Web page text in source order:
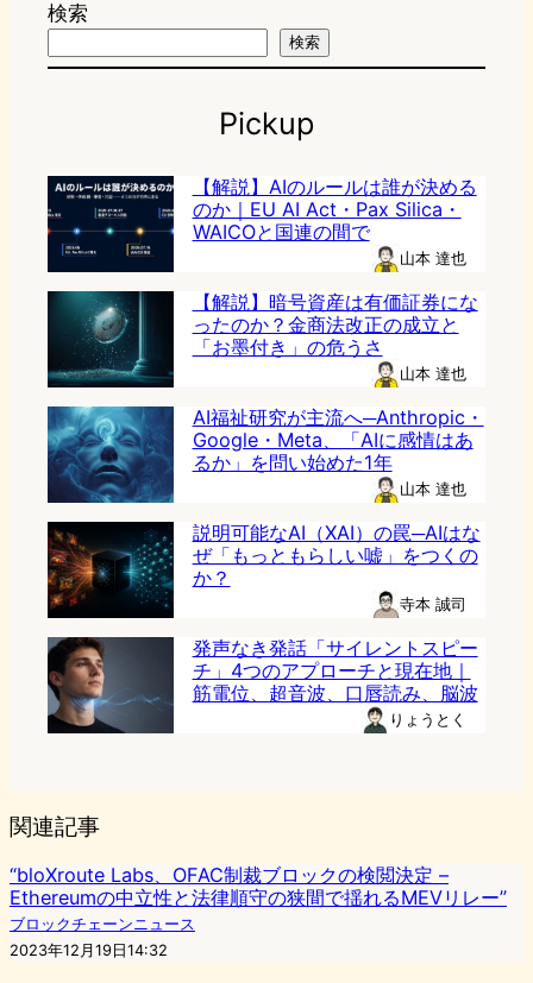
検索
検索
Pickup
【解説】AIのルールは誰が決める
のか｜EU AI Act・Pax Silica・
WAICOと国連の間で
山本 達也
【解説】暗号資産は有価証券にな
ったのか？金商法改正の成立と
「お墨付き」の危うさ
山本 達也
AI福祉研究が主流へ─Anthropic・
Google・Meta、「AIに感情はあ
るか」を問い始めた1年
山本 達也
説明可能なAI（XAI）の罠─AIはな
ぜ「もっともらしい嘘」をつくの
か？
寺本 誠司
発声なき発話「サイレントスピー
チ」4つのアプローチと現在地｜
筋電位、超音波、口唇読み、脳波
りょうとく
関連記事
“bloXroute Labs、OFAC制裁ブロックの検閲決定 –
Ethereumの中立性と法律順守の狭間で揺れるMEVリレー”
ブロックチェーンニュース
2023年12月19日14:32